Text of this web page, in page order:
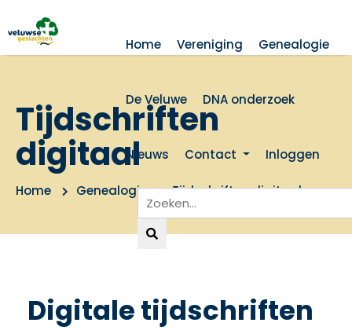
Home Vereniging Genealogie
De Veluwe DNA onderzoek
Nieuws Contact Inloggen
Tijdschriften
digitaal
Home Genealogie Tijdschriften digitaal
Digitale tijdschriften